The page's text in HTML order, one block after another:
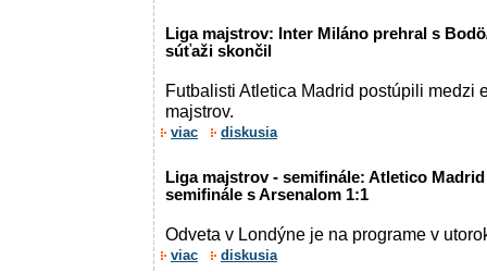
Liga majstrov: Inter Miláno prehral s
súťaži skončil
Futbalisti Atletica Madrid postúpili medzi
majstrov.
viac diskusia
Liga majstrov - semifinále: Atletico
semifinále s Arsenalom 1:1
Odveta v Londýne je na programe v
viac diskusia